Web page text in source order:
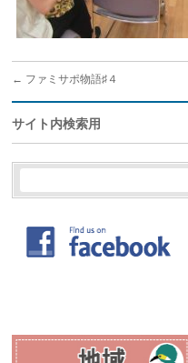
サイト内検索用
索:
← ファミサポ物語♯４